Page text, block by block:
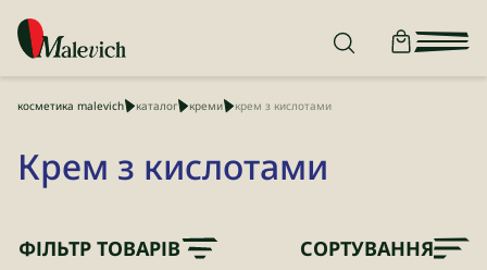
косметика malevich каталог креми крем з кислотами
Крем з кислотами
ФІЛЬТР ТОВАРІВ СОРТУВАННЯ